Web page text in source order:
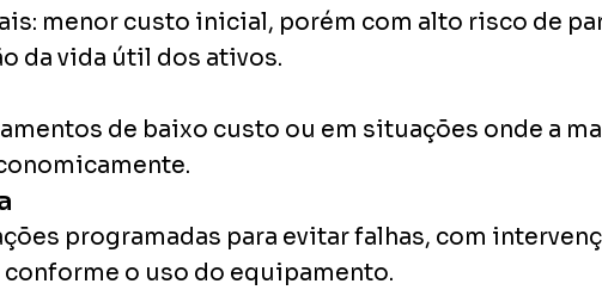
menor custo inicial, porém com alto risco de
da vida útil dos ativos.
de baixo custo ou em situações onde a
programadas para evitar falhas, com
o uso do equipamento.